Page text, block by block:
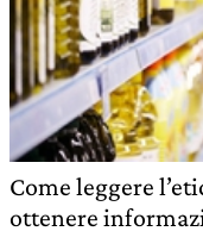
Come leggere
ottenere